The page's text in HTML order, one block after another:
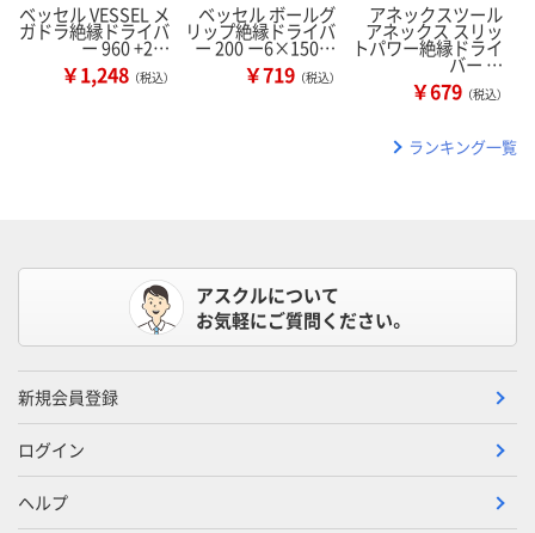
ベッセル VESSEL メ
ガドラ絶縁ドライバ
ー 960 +2…
￥1,248 （税込）
ベッセル ボールグ
リップ絶縁ドライバ
ー 200 ー6×150…
￥719 （税込）
アネックスツール
アネックス スリッ
トパワー絶縁ドライ
バー …
￥679 （税込）
ランキング一覧
アスクルについて
お気軽にご質問ください。
新規会員登録
ログイン
ヘルプ